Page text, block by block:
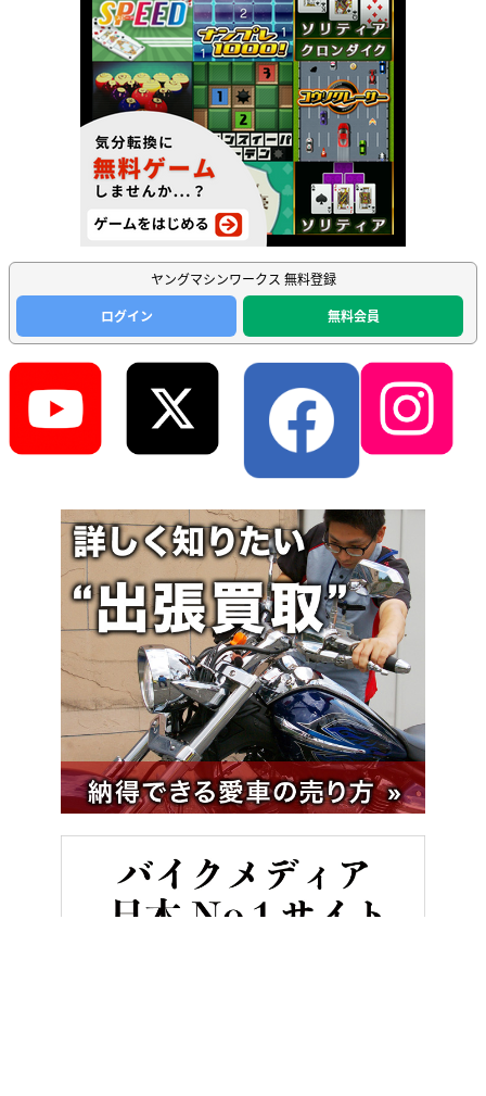
ヤングマシンワークス 無料登録
ログイン
無料会員